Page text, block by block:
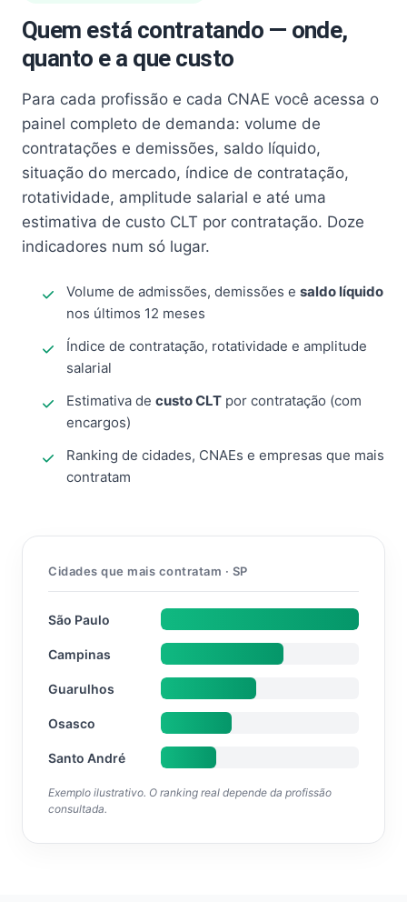
Quem está contratando — onde,
quanto e a que custo
Para cada profissão e cada CNAE você acessa o
painel completo de demanda: volume de
contratações e demissões, saldo líquido,
situação do mercado, índice de contratação,
rotatividade, amplitude salarial e até uma
estimativa de custo CLT por contratação. Doze
indicadores num só lugar.
Volume de admissões, demissões e saldo líquido
nos últimos 12 meses
Índice de contratação, rotatividade e amplitude
salarial
Estimativa de custo CLT por contratação (com
encargos)
Ranking de cidades, CNAEs e empresas que mais
contratam
Cidades que mais contratam · SP
São Paulo
Campinas
Guarulhos
Osasco
Santo André
Exemplo ilustrativo. O ranking real depende da profissão
consultada.